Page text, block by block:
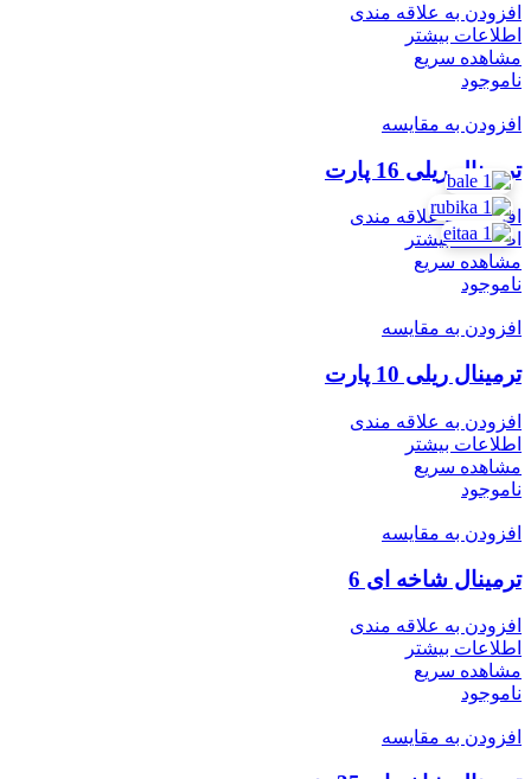
افزودن به علاقه مندی
اطلاعات بیشتر
مشاهده سریع
ناموجود
افزودن به مقایسه
ترمینال ریلی 16 پارت
افزودن به علاقه مندی
اطلاعات بیشتر
مشاهده سریع
ناموجود
افزودن به مقایسه
ترمینال ریلی 10 پارت
افزودن به علاقه مندی
اطلاعات بیشتر
مشاهده سریع
ناموجود
افزودن به مقایسه
ترمینال شاخه ای 6
افزودن به علاقه مندی
اطلاعات بیشتر
مشاهده سریع
ناموجود
افزودن به مقایسه